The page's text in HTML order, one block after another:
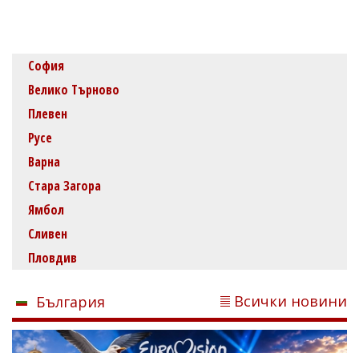
София
Велико Търново
Плевен
Русе
Варна
Стара Загора
Ямбол
Сливен
Пловдив
България Всички новини